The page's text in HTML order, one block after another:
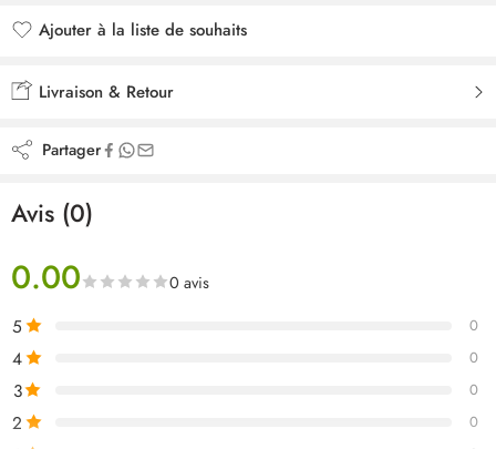
Ajouter à la liste de souhaits
Livraison & Retour
Partager
Avis (0)
0.00 0 avis
5 0
4 0
3 0
2 0